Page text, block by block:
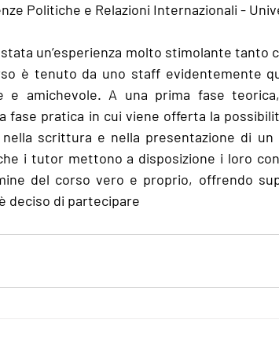
Politiche e Relazioni Internazionali -
un’esperienza molto stimolante tanto
è tenuto da uno staff evidentemente
e amichevole. A una prima fase
fase pratica in cui viene offerta la
nella scrittura e nella presentazione di
i tutor mettono a disposizione i loro
del corso vero e proprio, offrendo
deciso di partecipare